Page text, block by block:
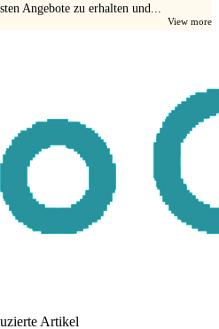
Angebote zu erhalten und...
View more
Artikel